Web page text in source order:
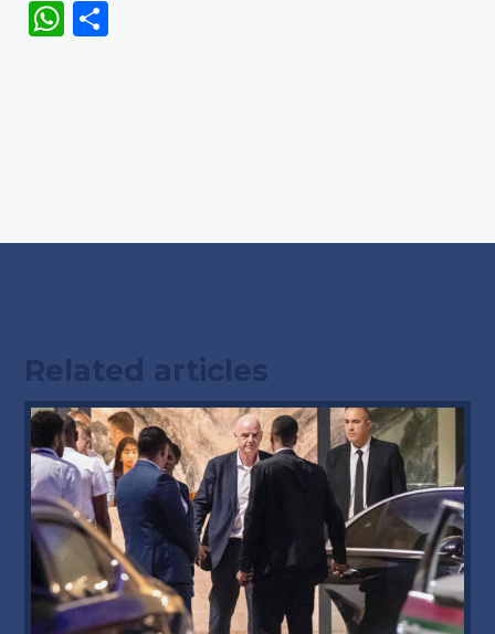
WhatsApp
Related articles